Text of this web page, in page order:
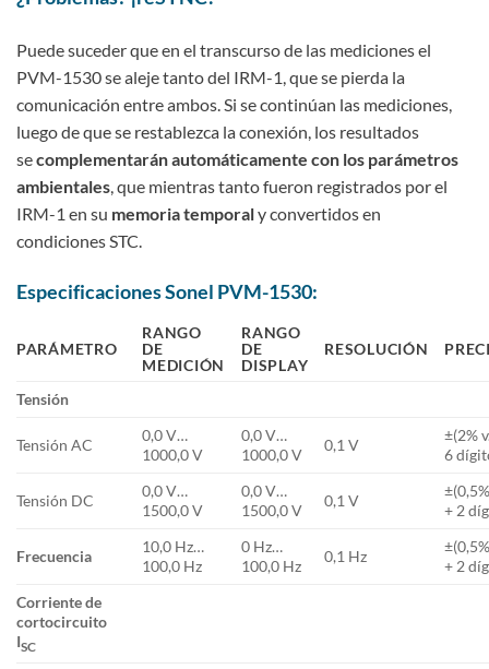
Puede suceder que en el transcurso de las mediciones el
PVM-1530 se aleje tanto del IRM-1, que se pierda la
comunicación entre ambos. Si se continúan las mediciones,
luego de que se restablezca la conexión, los resultados
secomplementarán automáticamente con los parámetros
ambientales, que mientras tanto fueron registrados por el
IRM-1 en su memoria temporaly convertidos en
condiciones STC.
Especificaciones Sonel PVM-1530:
PARÁMETRO
RANGO
DE
MEDICIÓN
RANGO
DE
DISPLAY
RESOLUCIÓN
Tensión
Tensión AC
0,0 V…
1000,0 V
0,0 V…
1000,0 V
0,1 V
±(2%
6
Tensión DC
0,0 V…
1500,0 V
0,0 V…
1500,0 V
0,1 V
+ 2
Frecuencia
10,0 Hz…
100,0 Hz
0 Hz…
100,0 Hz
0,1 Hz
+ 2
Corriente de
cortocircuito
ISC